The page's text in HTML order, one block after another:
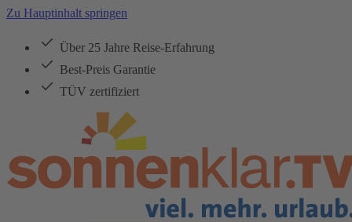
Zu Hauptinhalt springen
Über 25 Jahre Reise-Erfahrung
Best-Preis Garantie
TÜV zertifiziert